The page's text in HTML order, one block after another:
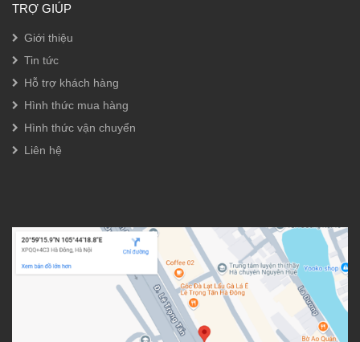
TRỢ GIÚP
Giới thiệu
Tin tức
Hỗ trợ khách hàng
Hình thức mua hàng
Hình thức vận chuyển
Liên hệ